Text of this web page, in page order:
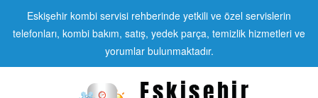
Eskişehir kombi servisi rehberinde yetkili ve özel servislerin
telefonları, kombi bakım, satış, yedek parça, temizlik hizmetleri ve
yorumlar bulunmaktadır.